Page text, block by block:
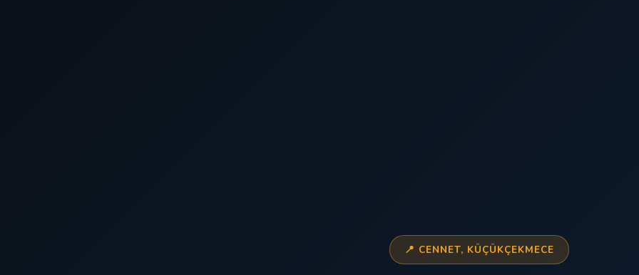
📍 CENNET, KÜÇÜKÇEKMECE